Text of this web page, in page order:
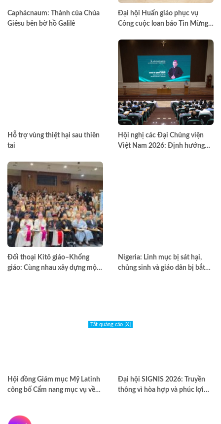
Caphácnaum: Thành của Chúa
Giêsu bên bờ hồ Galilê
Đại hội Huấn giáo phục vụ
Công cuộc loan báo Tin Mừng
trong hiệp thông, mở ra một
hướng đi mới cho công cuộc
huấn giáo Việt Nam
Hỗ trợ vùng thiệt hại sau thiên
tai
Hội nghị các Đại Chủng viện
Việt Nam 2026: Định hướng
Đối thoại Kitô giáo–Khổng
giáo: Cùng nhau xây dựng một
Nigeria: Linh mục bị sát hại,
chủng sinh và giáo dân bị bắt
Hội đồng Giám mục Mỹ Latinh
công bố Cẩm nang mục vụ về
Đại hội SIGNIS 2026: Truyền
thông vì hòa hợp và phúc lợi
Tắt quảng cáo [X]